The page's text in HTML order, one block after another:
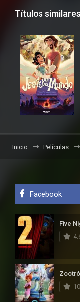
Títulos similares
Inicio Películas
Facebook
Five
10